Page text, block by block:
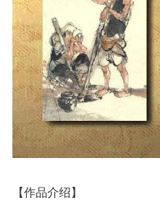
【作品介绍】